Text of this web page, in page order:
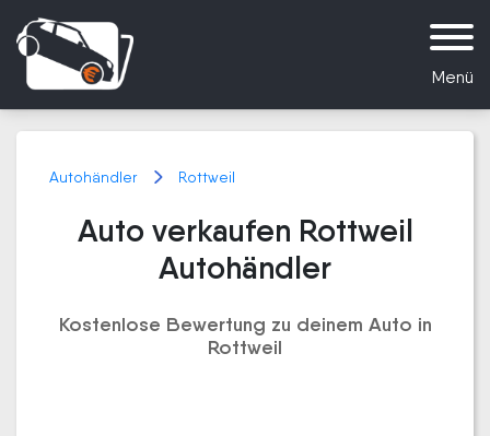
Menü
Autohändler Rottweil
Auto verkaufen Rottweil
Autohändler
Kostenlose Bewertung zu deinem Auto in
Rottweil